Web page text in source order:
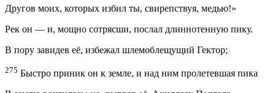
Другов моих, которых избил ты, свирепствуя, медью!»
Рек он — и, мощно сотрясши, послал длиннотенную пику.
В пору завидев её, избежал шлемоблещущий Гектор;
275 Быстро приник он к земле, и над ним пролетевшая пика